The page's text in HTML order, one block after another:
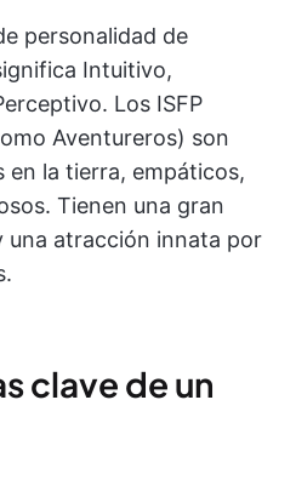
personalidad de
Intuitivo,
Los ISFP
Aventureros) son
en la tierra, empáticos,
Tienen una gran
una atracción innata por
clave de un